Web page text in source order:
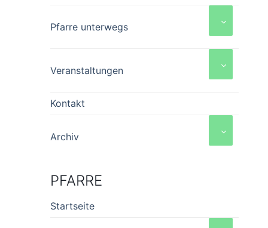
Pfarre unterwegs
Veranstaltungen
Kontakt
Archiv
PFARRE
Startseite